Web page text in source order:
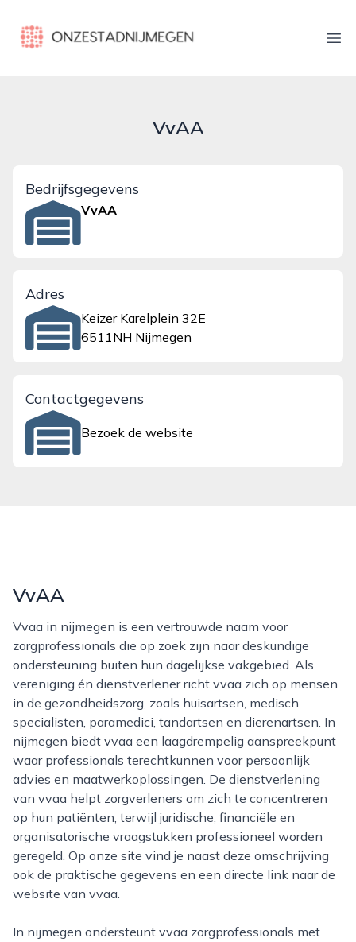
onzestadnijmegen.nl
VvAA
Bedrijfsgegevens
VvAA
Adres
Keizer Karelplein 32E
6511NH Nijmegen
Contactgegevens
Bezoek de website
VvAA
Vvaa in nijmegen is een vertrouwde naam voor
zorgprofessionals die op zoek zijn naar deskundige
ondersteuning buiten hun dagelijkse vakgebied. Als
vereniging én dienstverlener richt vvaa zich op mensen
in de gezondheidszorg, zoals huisartsen, medisch
specialisten, paramedici, tandartsen en dierenartsen. In
nijmegen biedt vvaa een laagdrempelig aanspreekpunt
waar professionals terechtkunnen voor persoonlijk
advies en maatwerkoplossingen. De dienstverlening
van vvaa helpt zorgverleners om zich te concentreren
op hun patiënten, terwijl juridische, financiële en
organisatorische vraagstukken professioneel worden
geregeld. Op onze site vind je naast deze omschrijving
ook de praktische gegevens en een directe link naar de
website van vvaa.
In nijmegen ondersteunt vvaa zorgprofessionals met